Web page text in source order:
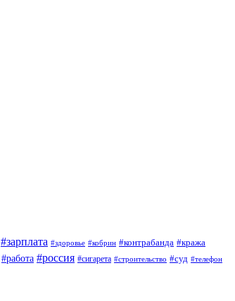
#зарплата #здоровье #кобрин #контрабанда #кража
#работа #россия #сигарета #строительство #суд #телефон